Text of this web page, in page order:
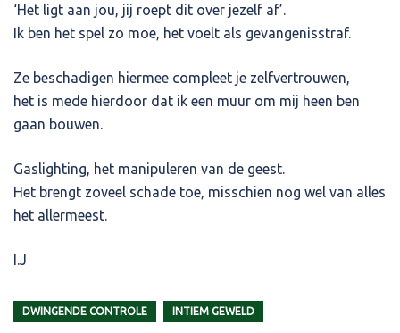
‘Het ligt aan jou, jij roept dit over jezelf af’.
Ik ben het spel zo moe, het voelt als gevangenisstraf.
Ze beschadigen hiermee compleet je zelfvertrouwen,
het is mede hierdoor dat ik een muur om mij heen ben
gaan bouwen.
Gaslighting, het manipuleren van de geest.
Het brengt zoveel schade toe, misschien nog wel van alles
het allermeest.
I.J
DWINGENDE CONTROLE INTIEM GEWELD